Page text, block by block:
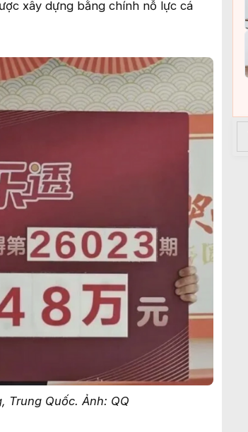
xây dựng bằng chính nỗ lực cá
Trung Quốc. Ảnh: QQ